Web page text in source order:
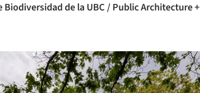
de la UBC / Public Architecture +